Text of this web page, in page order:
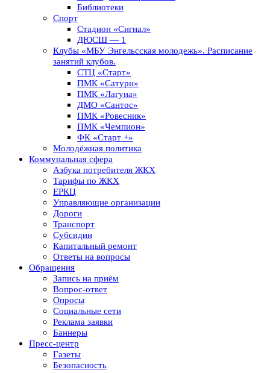
Библиотеки
Спорт
Стадион «Сигнал»
ДЮСШ — 1
Клубы «МБУ Энгельсская молодежь». Расписание
занятий клубов.
СТЦ «Старт»
ПМК «Сатурн»
ПМК «Лагуна»
ДМО «Сантос»
ПМК «Ровесник»
ПМК «Чемпион»
ФК «Старт +»
Молодёжная политика
Коммунальная сфера
Азбука потребителя ЖКХ
Тарифы по ЖКХ
ЕРКЦ
Управляющие организации
Дороги
Транспорт
Субсидии
Капитальный ремонт
Ответы на вопросы
Обращения
Запись на приём
Вопрос-ответ
Опросы
Социальные сети
Реклама заявки
Баннеры
Пресс-центр
Газеты
Безопасность